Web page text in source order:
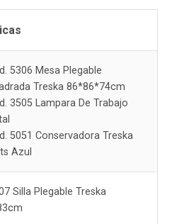
5306 Mesa Plegable
Treska 86*86*74cm
3505 Lampara De Trabajo
5051 Conservadora Treska
Azul
Silla Plegable Treska